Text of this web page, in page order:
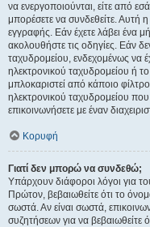
να ενεργοποιούνται, είτε από
μπορέσετε να συνδεθείτε. Αυτή
εγγραφής. Εάν έχετε λάβει ένα
ακολουθήστε τις οδηγίες. Εάν
ταχυδρομείου, ενδεχομένως να
ηλεκτρονικού ταχυδρομείου ή
μπλοκαριστεί από κάποιο
ηλεκτρονικού ταχυδρομείου
επικοινωνήσετε με έναν
Κορυφή
Γιατί δεν μπορώ να συνδεθώ;
Υπάρχουν διάφοροι λόγοι για
Πρώτον, βεβαιωθείτε ότι το
σωστά. Αν είναι σωστά,
συζητήσεων για να βεβαιωθείτε